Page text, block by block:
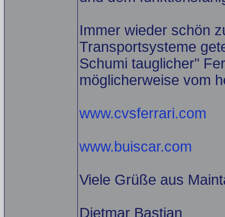
Immer wieder schön
Transportsysteme
Schumi tauglicher"
möglicherweise vom
www.cvsferrari.com
www.buiscar.com
Viele Grüße aus
Dietmar Bastian